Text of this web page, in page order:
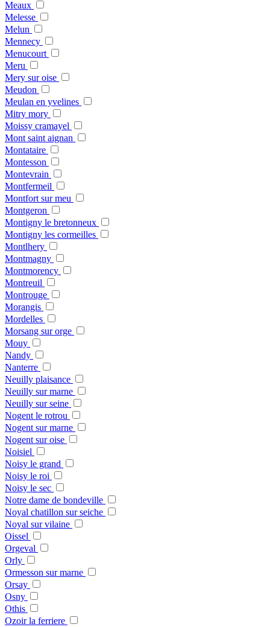
Meaux
Melesse
Melun
Mennecy
Menucourt
Meru
Mery sur oise
Meudon
Meulan en yvelines
Mitry mory
Moissy cramayel
Mont saint aignan
Montataire
Montesson
Montevrain
Montfermeil
Montfort sur meu
Montgeron
Montigny le bretonneux
Montigny les cormeilles
Montlhery
Montmagny
Montmorency
Montreuil
Montrouge
Morangis
Mordelles
Morsang sur orge
Mouy
Nandy
Nanterre
Neuilly plaisance
Neuilly sur marne
Neuilly sur seine
Nogent le rotrou
Nogent sur marne
Nogent sur oise
Noisiel
Noisy le grand
Noisy le roi
Noisy le sec
Notre dame de bondeville
Noyal chatillon sur seiche
Noyal sur vilaine
Oissel
Orgeval
Orly
Ormesson sur marne
Orsay
Osny
Othis
Ozoir la ferriere